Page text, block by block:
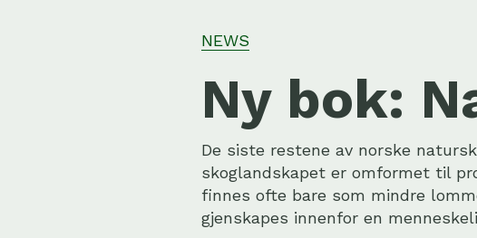
NEWS
Ny bok:
De siste restene av norske
skoglandskapet er omformet til
finnes ofte bare som mindre
gjenskapes innenfor en